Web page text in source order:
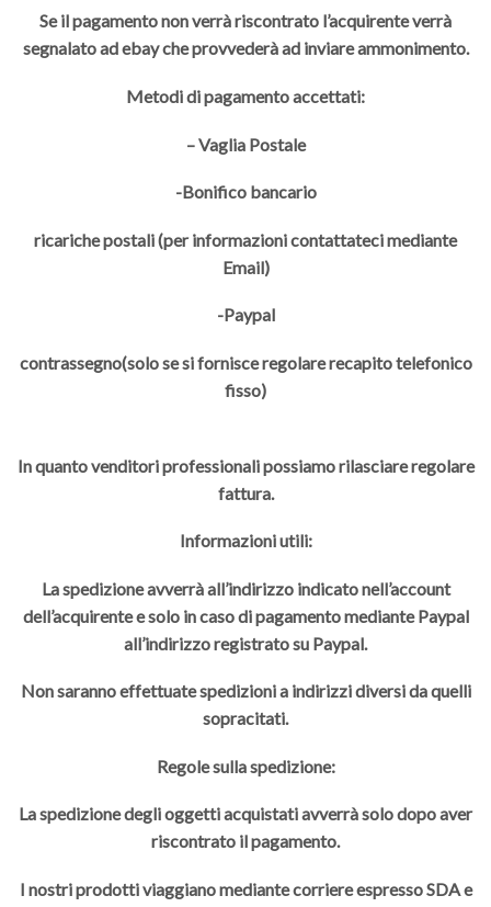
Se il pagamento non verrà riscontrato l’acquirente verrà
segnalato ad ebay che provvederà ad inviare ammonimento.
Metodi di pagamento accettati:
– Vaglia Postale
-Bonifico bancario
ricariche postali (per informazioni contattateci mediante
Email)
-Paypal
contrassegno(solo se si fornisce regolare recapito telefonico
fisso)
In quanto venditori professionali possiamo rilasciare regolare
fattura.
Informazioni utili:
La spedizione avverrà all’indirizzo indicato nell’account
dell’acquirente e solo in caso di pagamento mediante Paypal
all’indirizzo registrato su Paypal.
Non saranno effettuate spedizioni a indirizzi diversi da quelli
sopracitati.
Regole sulla spedizione:
La spedizione degli oggetti acquistati avverrà solo dopo aver
riscontrato il pagamento.
I nostri prodotti viaggiano mediante corriere espresso SDA e